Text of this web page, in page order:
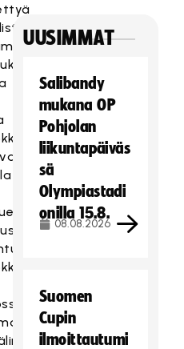
UUSIMMAT
Salibandy
mukana OP
Pohjolan
liikuntapäiväs
sä
Olympiastadi
onilla 15.8.
08.08.2026
Suomen
Cupin
ilmoittautumi